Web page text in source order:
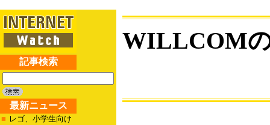
記事検索
最新ニュース
■ レゴ、小学生向け
WILLCOM